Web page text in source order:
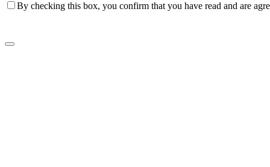
By checking this box, you confirm that you have read and are